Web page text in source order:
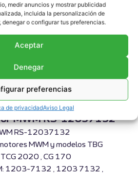
medir anuncios y mostrar publicidad
incluida la personalización de
denegar o configurar tus preferencias.
Aceptar
Denegar
preferencias
de privacidadAviso Legal
MWM RS-12037132
RS-12037132
MWM y modelos TBG
2020 , CG 170
1203-7132 , 1203 7132 ,